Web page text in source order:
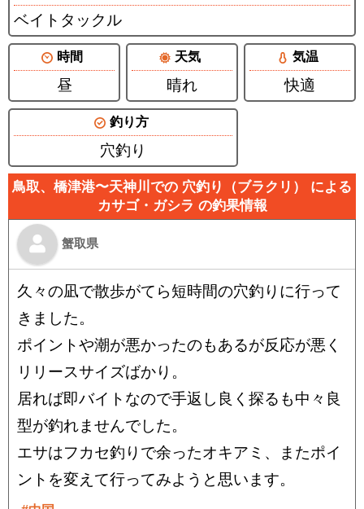
ベイトタックル
時間
昼
天気
晴れ
気温
快適
釣り方
穴釣り
鳥取、橋津港〜天神川での 穴釣り（ブラクリ） による
カサゴ・ガシラ の釣果情報
蟹取県
久々の凪で散歩がてら短時間の穴釣りに行って
きました。
ポイントや潮が悪かったのもあるが反応が悪く
リリースサイズばかり。
居れば即バイトなので手返し良く探るも中々良
型が釣れませんでした。
エサはフカセ釣りで余ったオキアミ、またポイ
ントを変えて行ってみようと思います。